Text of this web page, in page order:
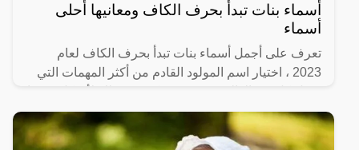
أسماء بنات تبدأ بحرف الكاف ومعانيها أحلى
أسماء
تعرف على أجمل أسماء بنات تبدأ بحرف الكاف لعام
2023 ، اختيار اسم المولود القادم من أكثر المهمات التي
يحرص